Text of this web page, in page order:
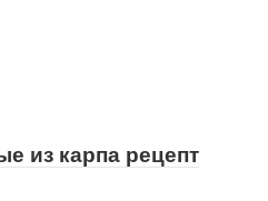
из карпа рецепт